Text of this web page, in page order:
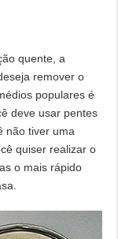
quente, a
remover o
populares é
deve usar pentes
não tiver uma
quiser realizar o
o mais rápido